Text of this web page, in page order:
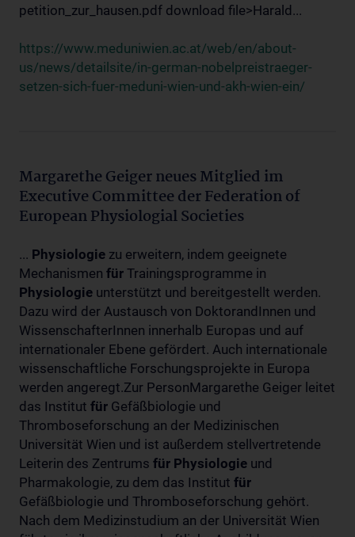
petition_zur_hausen.pdf download file>Harald...
https://www.meduniwien.ac.at/web/en/about-
us/news/detailsite/in-german-nobelpreistraeger-
setzen-sich-fuer-meduni-wien-und-akh-wien-ein/
Margarethe Geiger neues Mitglied im
Executive Committee der Federation of
European Physiologial Societies
... Physiologie zu erweitern, indem geeignete
Mechanismen für Trainingsprogramme in
Physiologie unterstützt und bereitgestellt werden.
Dazu wird der Austausch von DoktorandInnen und
WissenschafterInnen innerhalb Europas und auf
internationaler Ebene gefördert. Auch internationale
wissenschaftliche Forschungsprojekte in Europa
werden angeregt.Zur PersonMargarethe Geiger leitet
das Institut für Gefäßbiologie und
Thromboseforschung an der Medizinischen
Universität Wien und ist außerdem stellvertretende
Leiterin des Zentrums für Physiologie und
Pharmakologie, zu dem das Institut für
Gefäßbiologie und Thromboseforschung gehört.
Nach dem Medizinstudium an der Universität Wien